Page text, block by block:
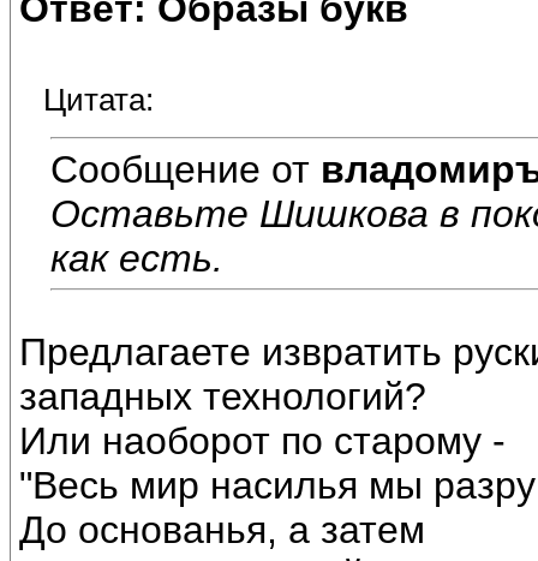
Ответ: Образы букв
Цитата:
Сообщение от
Оставьте Шишкова в
как есть.
Предлагаете извратить
западных технологий?
Или наоборот по старому -
"Весь мир насилья мы
До основанья, а затем